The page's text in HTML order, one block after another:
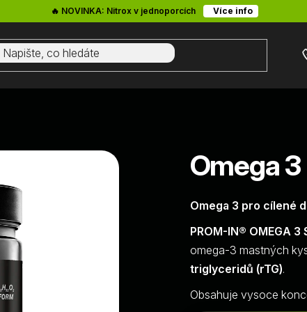
🔥 NOVINKA: Nitrox v jednoporcích Více info
Omega
Omega 3 pro cílené
PROM-IN® OMEGA 3
omega-3 mastných
triglyceridů (rTG).
Obsahuje vysoce